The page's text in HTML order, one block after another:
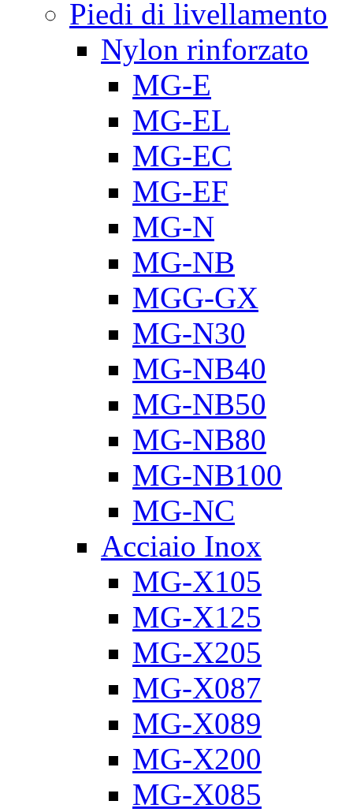
Piedi di livellamento
Nylon rinforzato
MG-E
MG-EL
MG-EC
MG-EF
MG-N
MG-NB
MGG-GX
MG-N30
MG-NB40
MG-NB50
MG-NB80
MG-NB100
MG-NC
Acciaio Inox
MG-X105
MG-X125
MG-X205
MG-X087
MG-X089
MG-X200
MG-X085